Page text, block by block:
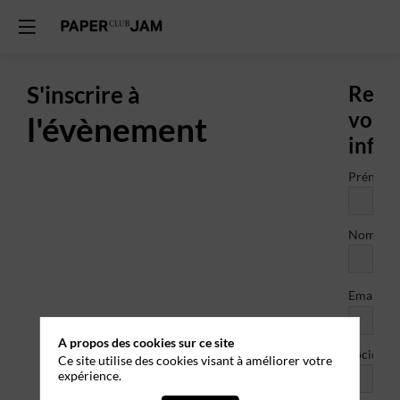
S'inscrire à
l'évènement
vos
Prénom
Nom
Email
Société
A propos des cookies sur ce site
Ce site utilise des cookies visant à améliorer votre
expérience.